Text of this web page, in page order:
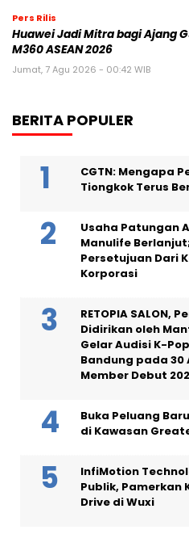
Pers Rilis
Huawei Jadi Mitra bagi Ajang
M360 ASEAN 2026
Jumat, 7 Agu 2026 - 00:42 WIB
BERITA POPULER
CGTN: Mengapa
Tiongkok Terus
Usaha Patungan
Manulife
Persetujuan Dari
Korporasi
RETOPIA SALON,
Didirikan oleh
Gelar Audisi K-
Bandung pada
Member Debut
Buka Peluang
di Kawasan
InfiMotion
Publik, Pamerkan
Drive di Wuxi